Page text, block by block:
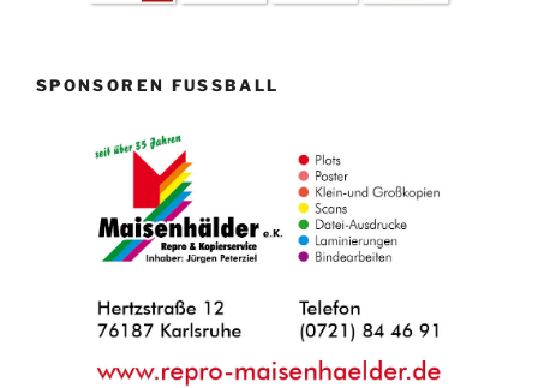
SPONSOREN FUSSBALL